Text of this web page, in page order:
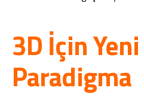
3D İçin
Paradigma